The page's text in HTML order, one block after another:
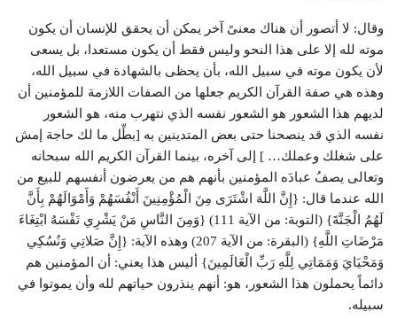
وقال: لا أتصور أن هناك معنىً آخر يمكن أن يحقق للإنسان أن يكون
موته لله إلا على هذا النحو وليس فقط أن يكون مستعدا، بل يسعى
لأن يكون موته في سبيل الله، بأن يحظى بالشهادة في سبيل الله،
وهذه هي صفة القرآن الكريم جعلها من الصفات اللازمة للمؤمنين أن
لديهم هذا الشعور هو الشعور نفسه الذي نتهرب منه، هو الشعور
نفسه الذي قد ينصحنا حتى بعض المتدينين به [بطِّل ما لك حاجة إمش
على شغلك وعملك… ] إلى آخره، بينما القرآن الكريم الله سبحانه
وتعالى يصفُ عبادَه المؤمنين بأنهم هم من يعرضون أنفسهم للبيع من
الله عندما قال: {إِنَّ اللَّهَ اشْتَرَى مِنَ الْمُؤْمِنِينَ أَنْفُسَهُمْ وَأَمْوَالَهُمْ بِأَنَّ
لَهُمُ الْجَنَّةَ} (التوبة: من الآية 111) {وَمِنَ النَّاسِ مَنْ يَشْرِي نَفْسَهُ ابْتِغَاءَ
مَرْضَاتِ اللَّهِ} (البقرة: من الآية 207) وهذه الآية: {إِنَّ صَلاتِي وَنُسُكِي
وَمَحْيَايَ وَمَمَاتِي لِلَّهِ رَبِّ الْعَالَمِينَ} أليس هذا يعني: أن المؤمنين هم
دائماً يحملون هذا الشعور، هو: أنهم ينذرون حياتهم لله وأن يموتوا في
سبيله.